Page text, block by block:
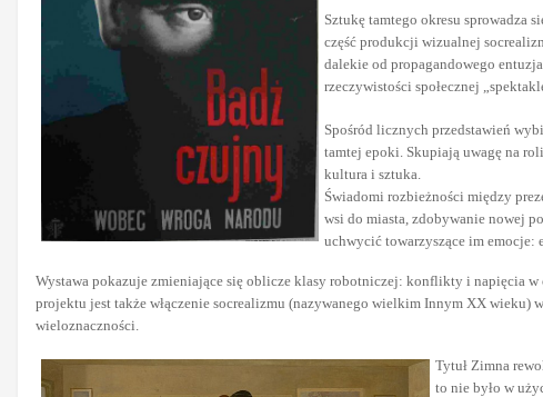
Sztukę tamtego okresu sprowadza
część produkcji wizualnej
dalekie od propagandowego
rzeczywistości społecznej
Spośród licznych przedstawień
tamtej epoki. Skupiają uwagę na
kultura i sztuka.
Świadomi rozbieżności między
wsi do miasta, zdobywanie nowej
uchwycić towarzyszące im emocje:
Wystawa pokazuje zmieniające się oblicze klasy robotniczej: konflikty i napięcia w
projektu jest także włączenie socrealizmu (nazywanego wielkim Innym XX
wieloznaczności.
Tytuł Zimna
to nie było w